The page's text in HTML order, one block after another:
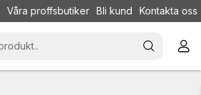
Våra proffsbutiker Bli kund Kontakta oss